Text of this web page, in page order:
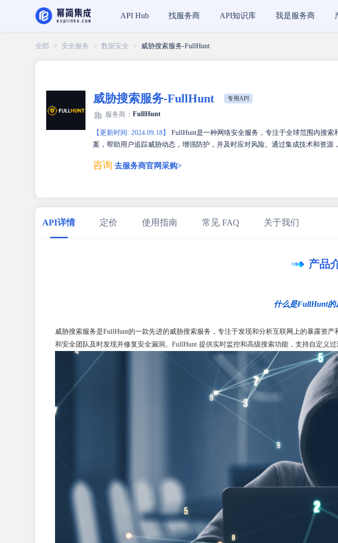
API Hub 找服务商 API知识库 我是服务商
全部 > 安全服务 > 数据安全 > 威胁搜索服务-FullHunt
威胁搜索服务-FullHunt 专用API
服务商： FullHunt
【更新时间: 2024.09.18】
FullHunt是一种网络安全服务，专注于全球范围内搜
案，帮助用户追踪威胁动态，增强防护，并及时应对风险。通过集成技术和资源
咨询 去服务商官网采购>
API详情 定价 使用指南 常见 FAQ 关于我们
产品
什么是FullHunt的
威胁搜索服务是FullHunt的一款先进的威胁搜索服务，专注于发现和分析互联网上的暴露资
和安全团队及时发现并修复安全漏洞。FullHunt 提供实时监控和高级搜索功能，支持自定义